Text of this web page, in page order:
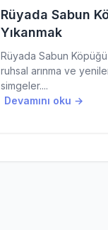
Rüyada Sabun
Yıkanmak
Rüyada Sabun
ruhsal arınma ve
simgeler....
Devamını oku →